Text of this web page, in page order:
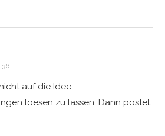
auf die Idee
loesen zu lassen. Dann postet